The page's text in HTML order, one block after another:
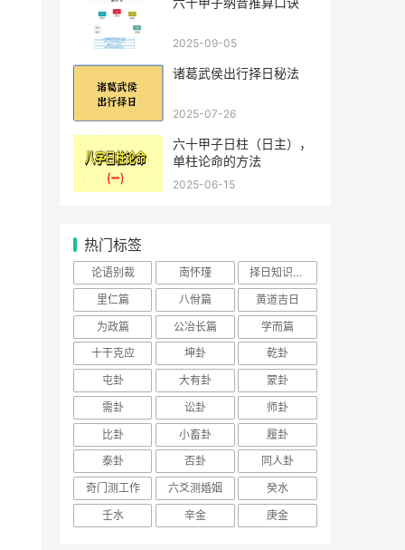
2025-09-05
诸葛武侯出行择日秘法
2025-07-26
六十甲子日柱（日主），
单柱论命的方法
2025-06-15
热门标签
论语别裁 南怀瑾
择日知识大全
里仁篇
八佾篇
黄道吉日
为政篇
公冶长篇
学而篇
十干克应
坤卦
乾卦
屯卦
大有卦
蒙卦
需卦
讼卦
师卦
比卦
小畜卦
履卦
泰卦
否卦
同人卦
奇门测工作
六爻测婚姻
癸水
壬水
辛金 庚金